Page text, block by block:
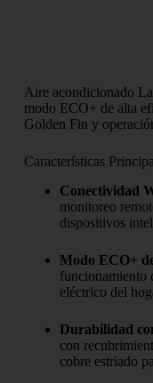
Aire acondicionado
modo ECO+ de alta
Golden Fin y
Características
Conectividad
monitoreo
dispositivos
Modo ECO+
funcionamiento
eléctrico del
Durabilidad
con
cobre estriado